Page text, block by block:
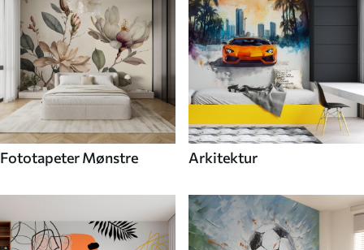
Fototapeter Mønstre Arkitektur